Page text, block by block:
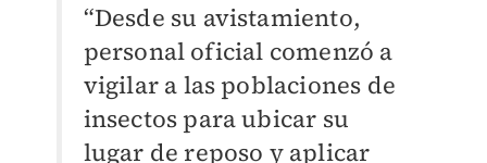
“Desde su avistamiento,
personal oficial comenzó a
vigilar a las poblaciones de
insectos para ubicar su
lugar de reposo y aplicar